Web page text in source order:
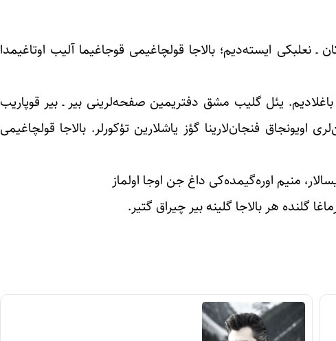
نعلبکی ایسته‌دیم؛ بالاجا قولچاغیمی قوجاغیما آلیب اوتاغیمدا
یئل گلیب مشق دفتریمین صفحه‌لرینی بیر ـ بیر قوپاریب
اویونجاق فنجان‌لارینا گؤز یاشلارین تؤکورلر. بالاجا قولچاغیمی
منیم اوره‌گیمده‌کی داغ جن اوجا اولماز
گلنده هر بالاجا گلینه بیر چیراق گتیر.